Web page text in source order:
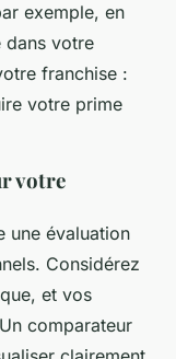
exemple, en
dans votre
franchise :
votre prime
votre
une évaluation
Considérez
et vos
comparateur